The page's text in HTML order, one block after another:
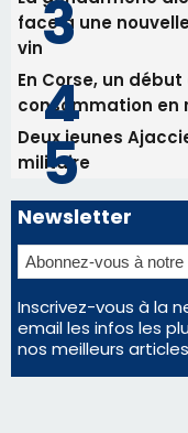
Newsletter
Inscrivez-vous à la
email les infos les
nos meilleurs articles
Régie publicitaire
Mentions légales
Nous contacter